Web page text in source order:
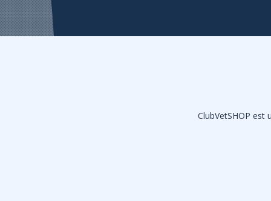
ClubVetSHOP